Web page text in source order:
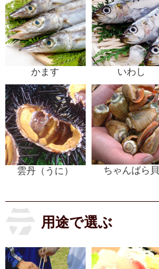
かます いわし
雲丹（うに） ちゃんばら貝
用途で選ぶ